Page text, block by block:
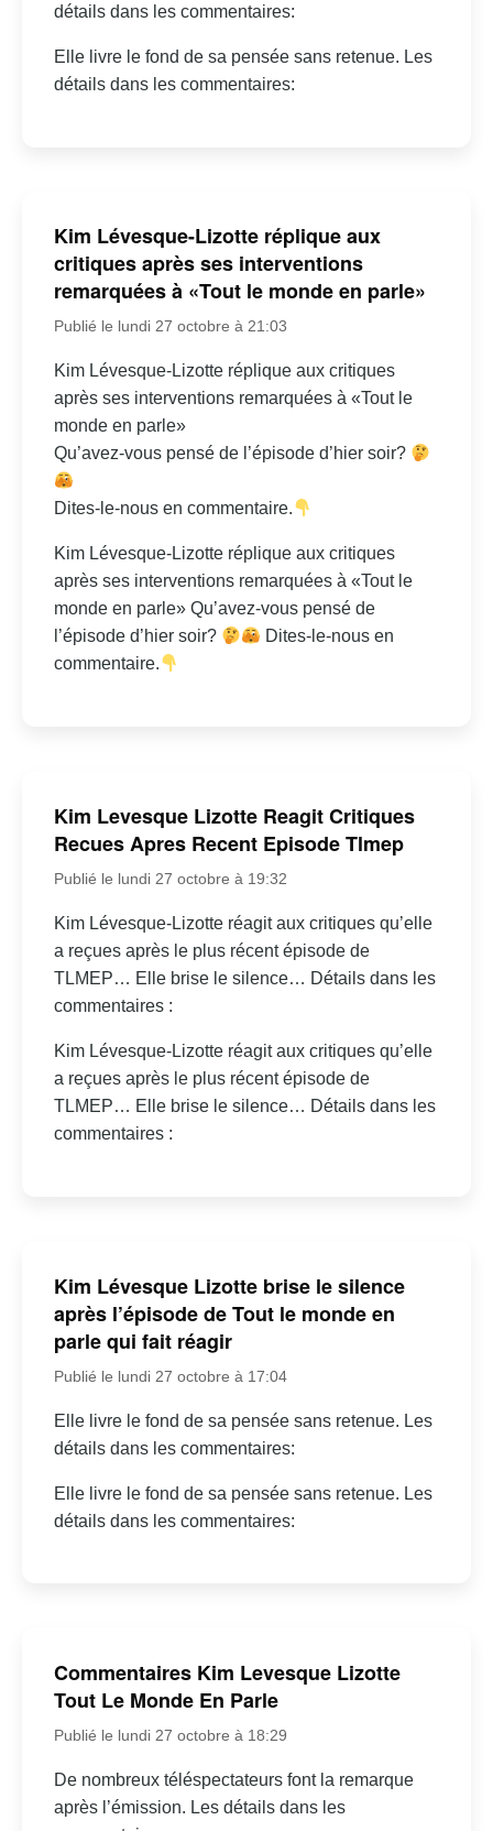
détails dans les commentaires:
Elle livre le fond de sa pensée sans retenue. Les
détails dans les commentaires:
Kim Lévesque-Lizotte réplique aux
critiques après ses interventions
remarquées à «Tout le monde en parle»
Publié le lundi 27 octobre à 21:03
Kim Lévesque-Lizotte réplique aux critiques
après ses interventions remarquées à «Tout le
monde en parle»
Qu’avez-vous pensé de l’épisode d’hier soir?
Dites-le-nous en commentaire.
Kim Lévesque-Lizotte réplique aux critiques
après ses interventions remarquées à «Tout le
monde en parle» Qu’avez-vous pensé de
l’épisode d’hier soir?
Dites-le-nous en
commentaire.
Kim Levesque Lizotte Reagit Critiques
Recues Apres Recent Episode Tlmep
Publié le lundi 27 octobre à 19:32
Kim Lévesque-Lizotte réagit aux critiques qu’elle
a reçues après le plus récent épisode de
TLMEP… Elle brise le silence… Détails dans les
commentaires :
Kim Lévesque-Lizotte réagit aux critiques qu’elle
a reçues après le plus récent épisode de
TLMEP… Elle brise le silence… Détails dans les
commentaires :
Kim Lévesque Lizotte brise le silence
après l’épisode de Tout le monde en
parle qui fait réagir
Publié le lundi 27 octobre à 17:04
Elle livre le fond de sa pensée sans retenue. Les
détails dans les commentaires:
Elle livre le fond de sa pensée sans retenue. Les
détails dans les commentaires:
Commentaires Kim Levesque Lizotte
Tout Le Monde En Parle
Publié le lundi 27 octobre à 18:29
De nombreux téléspectateurs font la remarque
après l’émission. Les détails dans les